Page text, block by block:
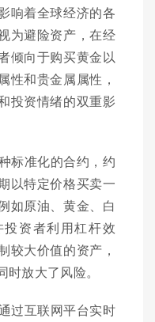
响着全球经济的各
为避险资产，在经
倾向于购买黄金以
性和贵金属属性，
投资情绪的双重影
标准化的合约，约
以特定价格买卖一
如原油、黄金、白
资者利用杠杆效
较大价值的资产，
放大了风险。
过互联网平台实时